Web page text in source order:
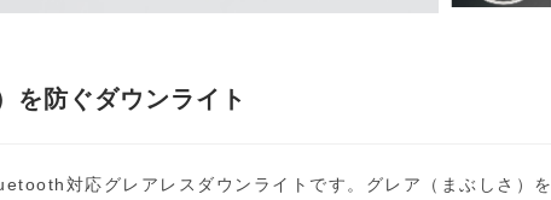
を防ぐダウンライト
対応グレアレスダウンライトです。グレア（まぶしさ）を